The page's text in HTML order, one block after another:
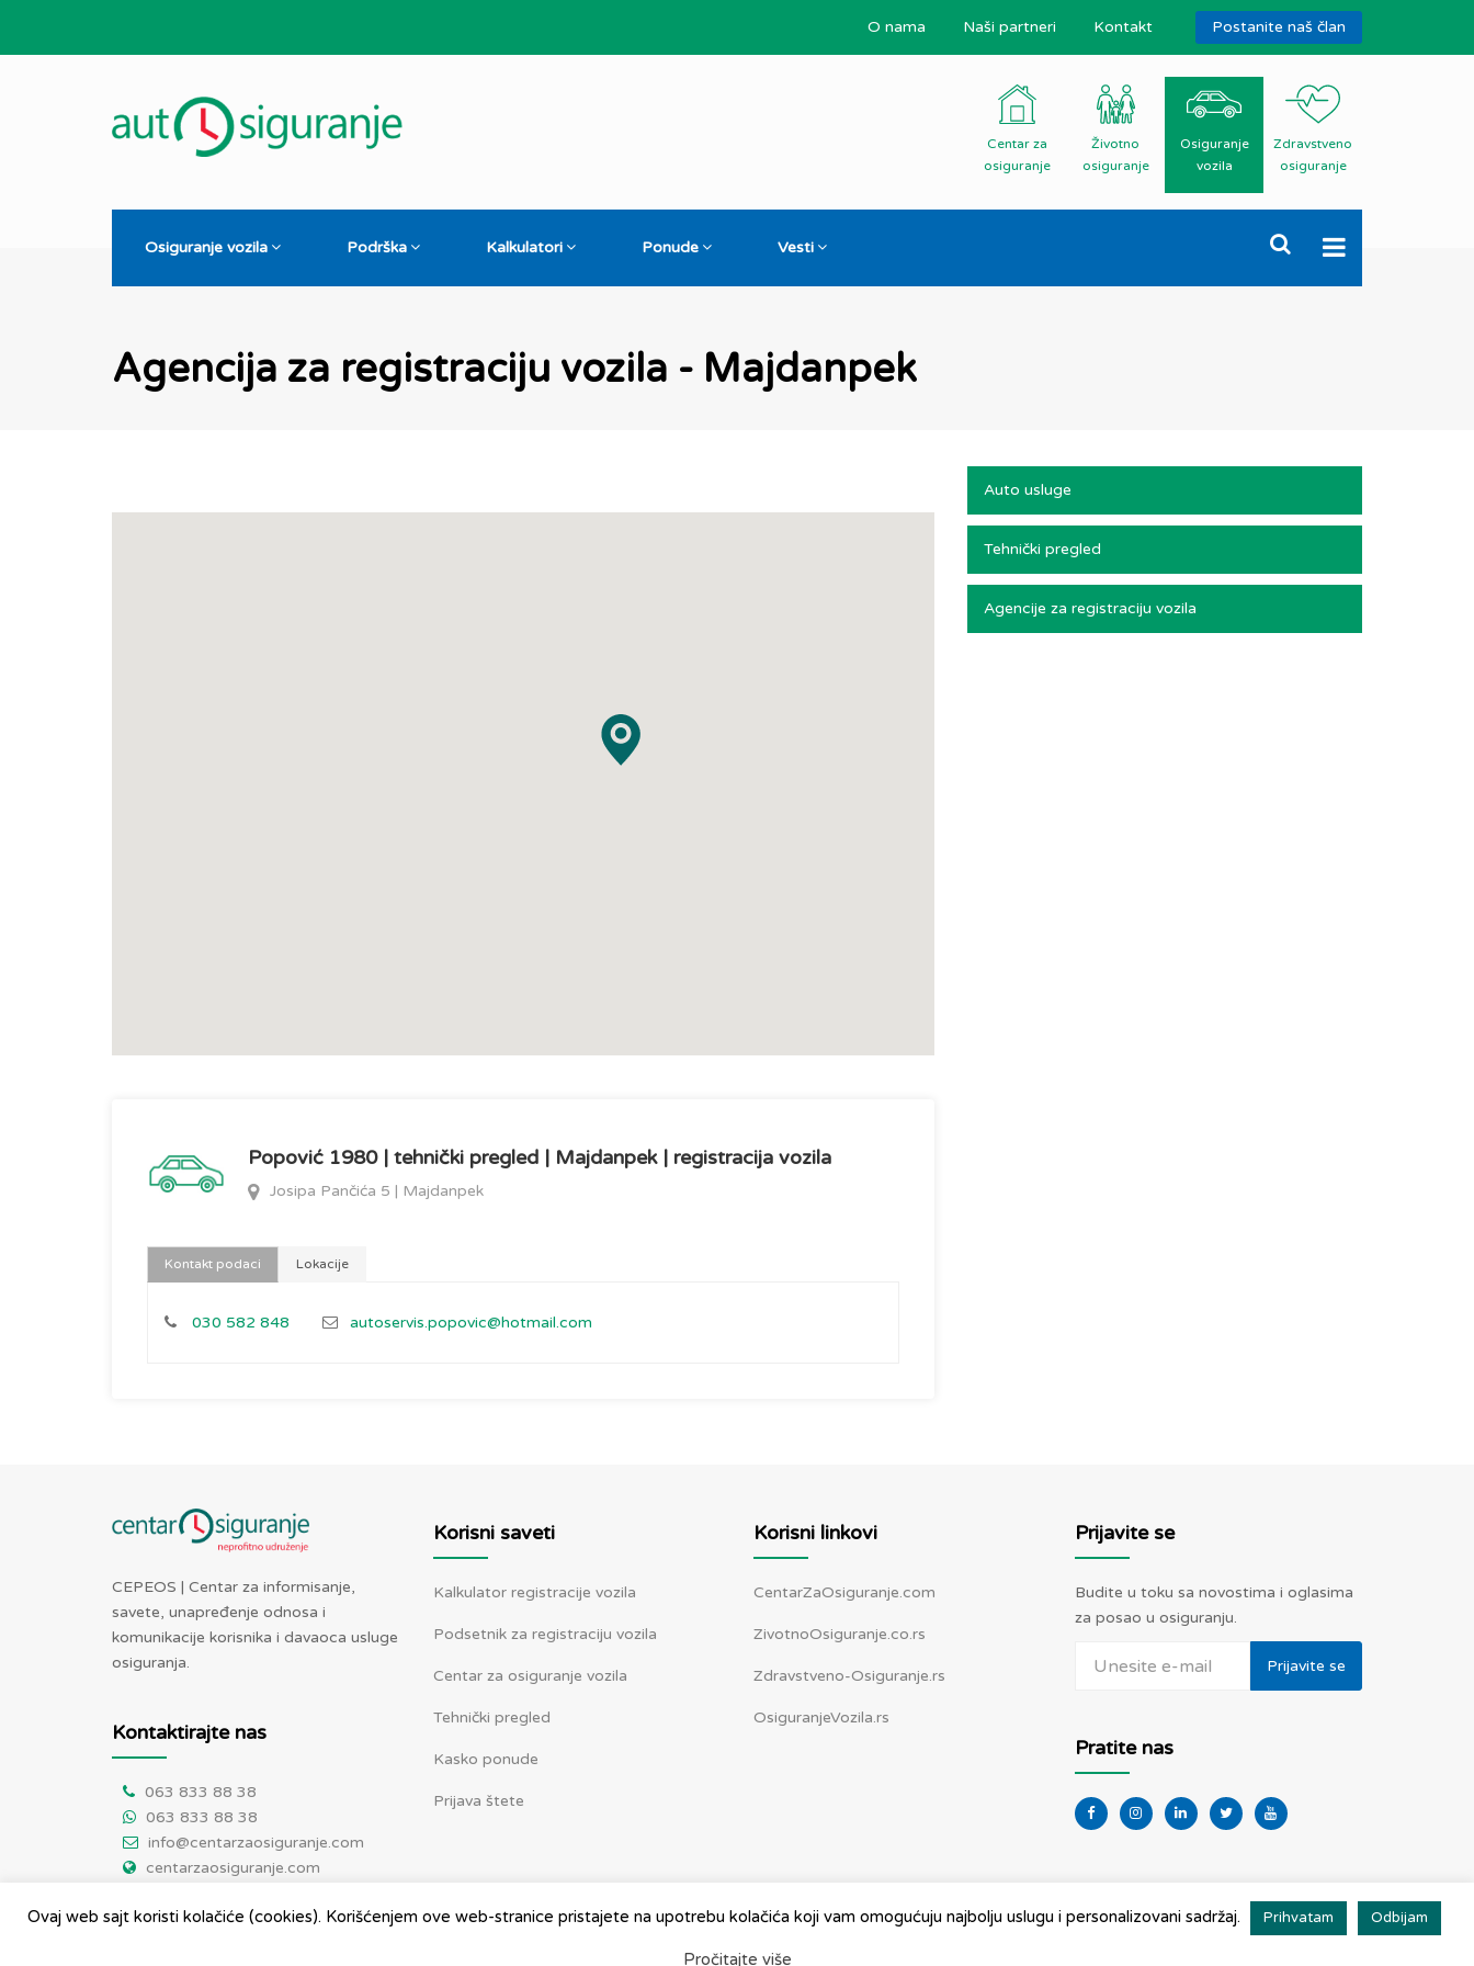
O nama Naši partneri Kontakt Postanite naš član
Centar za
osiguranje
Životno
osiguranje
Osiguranje
vozila
Zdravstveno
osiguranje
Osiguranje vozila Podrška Kalkulatori Ponude Vesti
Agencija za registraciju vozila - Majdanpek
Popović 1980 | tehnički pregled | Majdanpek | registracija vozila
Josipa Pančića 5 | Majdanpek
Kontakt podaci Lokacije
030 582 848 autoservis.popovic@hotmail.com
Auto usluge
Tehnički pregled
Agencije za registraciju vozila
Korisni saveti
Kalkulator registracije vozila
Podsetnik za registraciju vozila
Centar za osiguranje vozila
Tehnički pregled
Kasko ponude
Prijava štete
Korisni linkovi
CentarZaOsiguranje.com
ZivotnoOsiguranje.co.rs
Zdravstveno-Osiguranje.rs
OsiguranjeVozila.rs
CEPEOS | Centar za informisanje,
savete, unapređenje odnosa i
komunikacije korisnika i davaoca usluge
osiguranja.
Kontaktirajte nas
063 833 88 38
063 833 88 38
info@centarzaosiguranje.com
centarzaosiguranje.com
Prijavite se
Budite u toku sa novostima i oglasima
za posao u osiguranju.
Prijavite se
Pratite nas
Ovaj web sajt koristi kolačiće (cookies). Korišćenjem ove web-stranice pristajete na upotrebu kolačića koji vam omogućuju najbolju uslugu i personalizovani sadržaj. Prihvatam Odbijam
Pročitajte više